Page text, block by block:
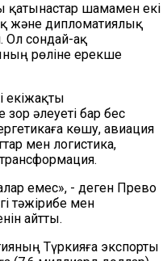
шамамен екі
және дипломатиялық
Ол сондай-ақ
рөліне ерекше
екіжақты
әлеуеті бар бес
көшу, авиация
мен логистика,
емес», - деген Прево
тәжірибе мен
айтты.
Түркияға экспорты